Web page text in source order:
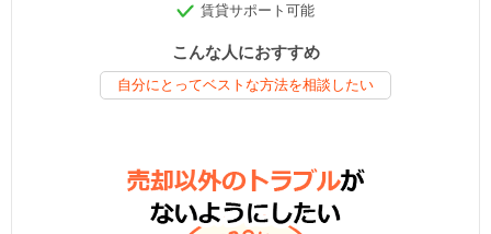
賃貸サポート可能
こんな人におすすめ
自分にとってベストな方法を相談したい